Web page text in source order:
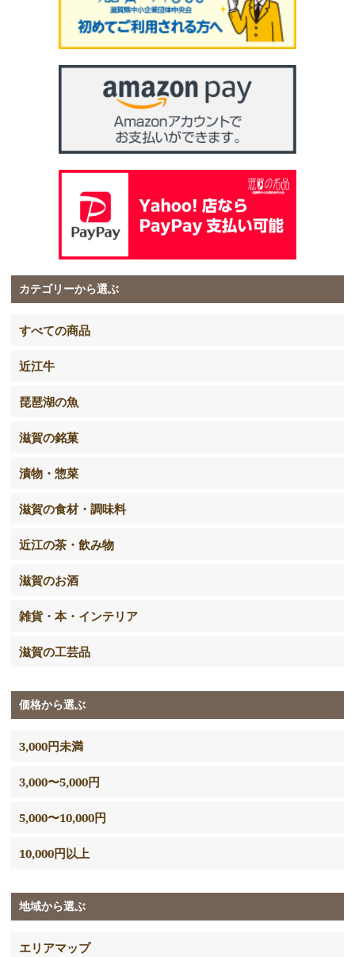
カテゴリーから選ぶ
すべての商品
近江牛
琵琶湖の魚
滋賀の銘菓
漬物・惣菜
滋賀の食材・調味料
近江の茶・飲み物
滋賀のお酒
雑貨・本・インテリア
滋賀の工芸品
価格から選ぶ
3,000円未満
3,000〜5,000円
5,000〜10,000円
10,000円以上
地域から選ぶ
エリアマップ